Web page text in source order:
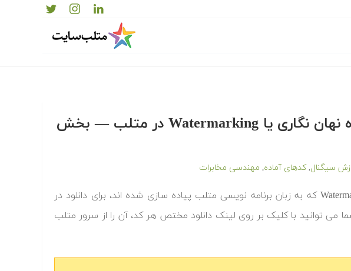
دانلود رایگان کدها و برنامه های آماده نهان نگاری یا Watermarking در متلب‬‬ — بخش
سیگنال,کدهای آماده, مهندسی مخابرات
‫در ادامه کدها و برنامه های آماده نهان نگاری یا Watermarking که به زبان برنامه نویسی متلب پیاده سازی شده اند، برای دانلود در
می توانید با کلیک بر روی لینک دانلود مختص هر کد، آن را از سرور متلب